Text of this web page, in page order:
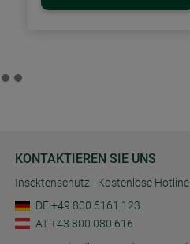
KONTAKTIEREN SIE UNS
Insektenschutz - Kostenlose Hotline
DE +49 800 6161 123
AT +43 800 080 616